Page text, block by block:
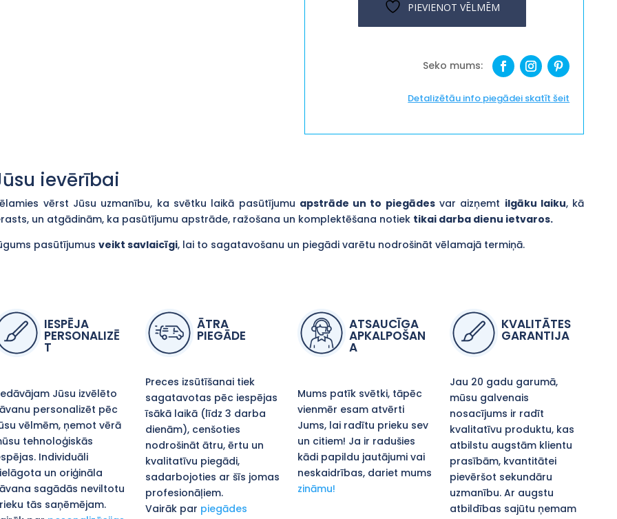
daudzums
PIEVIENOT VĒLMĒM
Detalizētāu info piegādei skatīt šeit
ievērībai
vērst Jūsu uzmanību, ka svētku laikā pasūtījumu apstrāde un to piegādesvar aizņemt ilgāku laiku, kā
un atgādinām, ka pasūtījumu apstrāde, ražošana un komplektēšana notiek tikai darba dienu ietvaros.
pasūtījumusveikt savlaicīgi, lai to sagatavošanu un piegādi varētu nodrošināt vēlamajā termiņā.
IESPĒJA
PERSONALIZĒ
T
Jūsu izvēlēto
personalizēt pēc
vēlmēm, ņemot vērā
tehnoloģiskās
Individuāli
un oriģināla
sagādās neviltotu
tās saņēmējam.
ĀTRA
PIEGĀDE
Preces izsūtīšanai tiek
sagatavotas pēc iespējas
īsākā laikā (līdz 3 darba
dienām), cenšoties
nodrošināt ātru, ērtu un
kvalitatīvu piegādi,
sadarbojoties ar šīs jomas
profesionāļiem.
Vairāk par piegādes
ATSAUCĪGA
APKALPOŠAN
A
Mums patīk svētki, tāpēc
vienmēr esam atvērti
Jums, lai radītu prieku sev
un citiem! Ja ir radušies
kādi papildu jautājumi vai
neskaidrības, dariet mums
zināmu!
KVALITĀTES
GARANTIJA
Jau 20 gadu garumā,
mūsu galvenais
nosacījums ir radīt
kvalitatīvu produktu, kas
atbilstu augstām klientu
prasībām, kvantitātei
pievēršot sekundāru
uzmanību. Ar augstu
atbildības sajūtu ņemam